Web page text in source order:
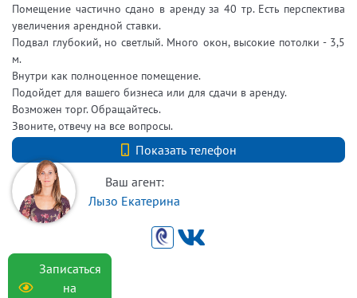
Помещение частично сдано в аренду за 40 тр. Есть перспектива
увеличения арендной ставки.
Подвал глубокий, но светлый. Много окон, высокие потолки - 3,5
м.
Внутри как полноценное помещение.
Подойдет для вашего бизнеса или для сдачи в аренду.
Возможен торг. Обращайтесь.
Звоните, отвечу на все вопросы.
Показать телефон
+7 (812) 740-70-40
Ваш агент:
Лызо Екатерина
Записаться
на